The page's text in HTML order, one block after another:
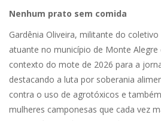
Nenhum prato sem comida
Gardênia Oliveira, militante do
atuante no município de Monte Alegre
contexto do mote de 2026 para a
destacando a luta por soberania
contra o uso de agrotóxicos e
mulheres camponesas que cada vez